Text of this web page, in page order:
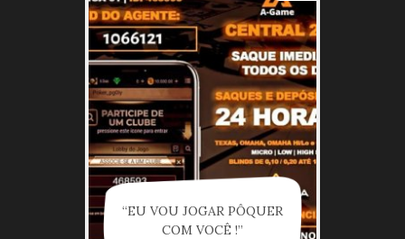
“EU VOU JOGAR PÔQUER
COM VOCÊ !”